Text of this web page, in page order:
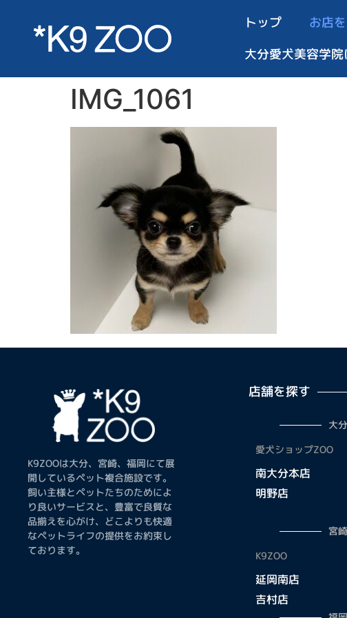
トップ お店
大分愛犬美容学
IMG_1061
K9ZOOは大分、宮崎、福岡にて展
開しているペット複合施設です。
飼い主様とペットたちのためによ
り良いサービスと、豊富で良質な
品揃えを心がけ、どこよりも快適
なペットライフの提供をお約束し
ております。
店舗を探す
大
愛犬ショップZOO
南大分本店
明野店
宮
K9ZOO
延岡南店
吉村店